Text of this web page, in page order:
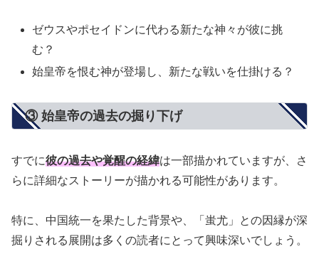
ゼウスやポセイドンに代わる新たな神々が彼に挑
む？
始皇帝を恨む神が登場し、新たな戦いを仕掛ける？
③ 始皇帝の過去の掘り下げ
すでに彼の過去や覚醒の経緯は一部描かれていますが、さ
らに詳細なストーリーが描かれる可能性があります。
特に、中国統一を果たした背景や、「蚩尤」との因縁が深
掘りされる展開は多くの読者にとって興味深いでしょう。